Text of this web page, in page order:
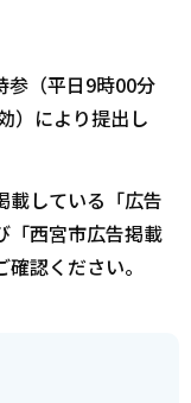
参（平日9時00分
）により提出し
載している「広告
「西宮市広告掲載
認ください。